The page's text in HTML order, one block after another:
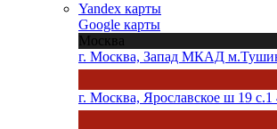
Yandex карты
Google карты
Москва
г. Москва, Запад МКАД
г. Москва, Ярославское ш 19 с.1